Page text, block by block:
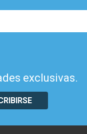
exclusivas.